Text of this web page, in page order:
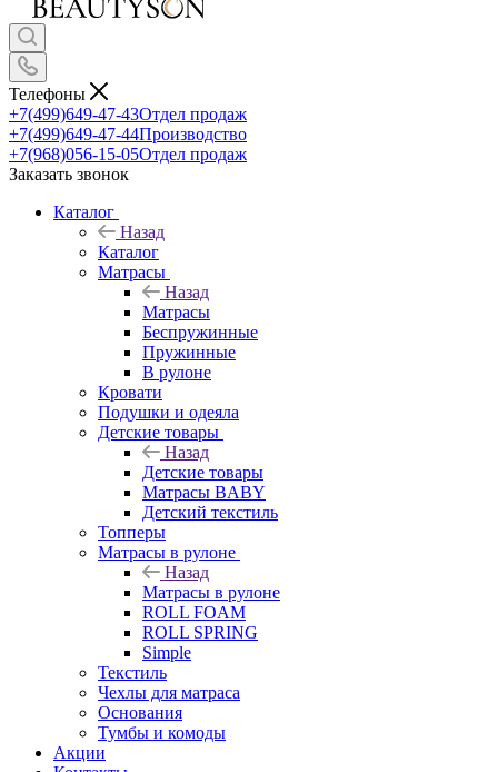
Телефоны
+7(499)649-47-43Отдел продаж
+7(499)649-47-44Производство
+7(968)056-15-05Отдел продаж
Заказать звонок
Каталог
Назад
Каталог
Матрасы
Назад
Матрасы
Беспружинные
Пружинные
В рулоне
Кровати
Подушки и одеяла
Детские товары
Назад
Детские товары
Матрасы BABY
Детский текстиль
Топперы
Матрасы в рулоне
Назад
Матрасы в рулоне
ROLL FOAM
ROLL SPRING
Simple
Текстиль
Чехлы для матраса
Основания
Тумбы и комоды
Акции